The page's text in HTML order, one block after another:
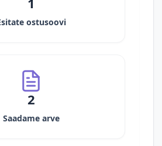
ostusoovi
2
Saadame arve